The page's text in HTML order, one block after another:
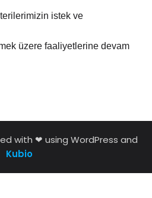
istek ve
üzere faaliyetlerine devam
with ❤ using WordPress and
Kubio